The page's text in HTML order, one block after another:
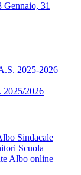
31
2025-2026
2025/2026
Sindacale
Scuola
Albo online